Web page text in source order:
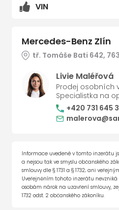
VIN
Mercedes-Benz Zlín
tř. Tomáše Bati 642,
Livie Maléřová
Prodej osobních
Specialistka na
+420 731 645
Informace uvedené v tomto inzerátu
a nejsou tak ve smyslu občanského
smlouvy dle § 1731 a § 1732; ani
Uveřejněním tohoto inzerátu
osobám nárok na uzavření smlouvy,
1732 odst. 2 občanského zákoníku.